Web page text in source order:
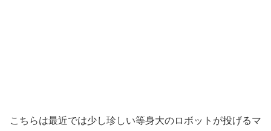
こちらは最近では少し珍しい等身大のロボットが投げるマ